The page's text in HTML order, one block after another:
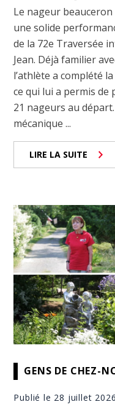
Le nageur
une solide
de la 72e Traversée
Jean. Déjà familier
l’athlète a complété
ce qui lui a permis de
21 nageurs au
mécanique ...
LIRE LA SUITE
GENS DE CHEZ-
Publié le 28 juillet 2026